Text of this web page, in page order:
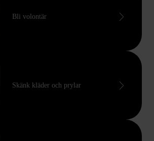
Bli volontär
Skänk kläder och prylar